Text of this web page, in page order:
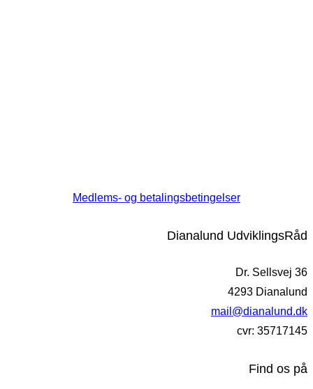
Medlems- og betalingsbetingelser
Dianalund UdviklingsRåd
Dr. Sellsvej 36
4293 Dianalund
mail@dianalund.dk
cvr: 35717145
Find os på